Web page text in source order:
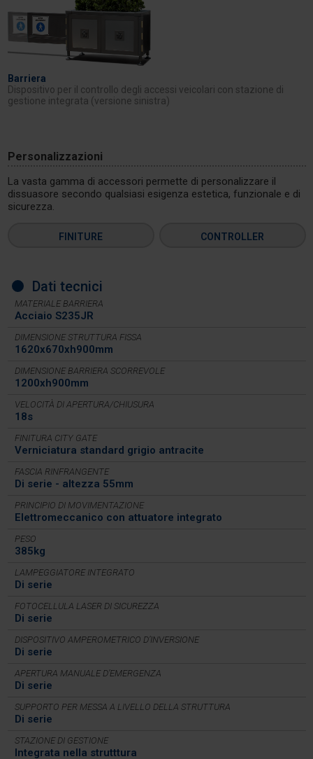
Barriera
Dispositivo per il controllo degli accessi veicolari con stazione di
gestione integrata (versione sinistra)
Personalizzazioni
La vasta gamma di accessori permette di personalizzare il
dissuasore secondo qualsiasi esigenza estetica, funzionale e di
sicurezza.
FINITURE CONTROLLER
Dati tecnici
MATERIALE BARRIERA
Acciaio S235JR
DIMENSIONE STRUTTURA FISSA
1620x670xh900mm
DIMENSIONE BARRIERA SCORREVOLE
1200xh900mm
VELOCITÀ DI APERTURA/CHIUSURA
18s
FINITURA CITY GATE
Verniciatura standard grigio antracite
FASCIA RINFRANGENTE
Di serie - altezza 55mm
PRINCIPIO DI MOVIMENTAZIONE
Elettromeccanico con attuatore integrato
PESO
385kg
LAMPEGGIATORE INTEGRATO
Di serie
FOTOCELLULA LASER DI SICUREZZA
Di serie
DISPOSITIVO AMPEROMETRICO D’INVERSIONE
Di serie
APERTURA MANUALE D’EMERGENZA
Di serie
SUPPORTO PER MESSA A LIVELLO DELLA STRUTTURA
Di serie
STAZIONE DI GESTIONE
Integrata nella strutttura